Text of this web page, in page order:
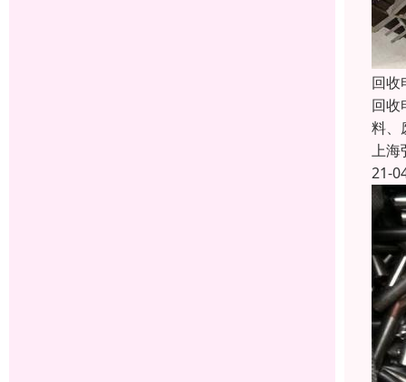
回收
回收
料、
上海
21-